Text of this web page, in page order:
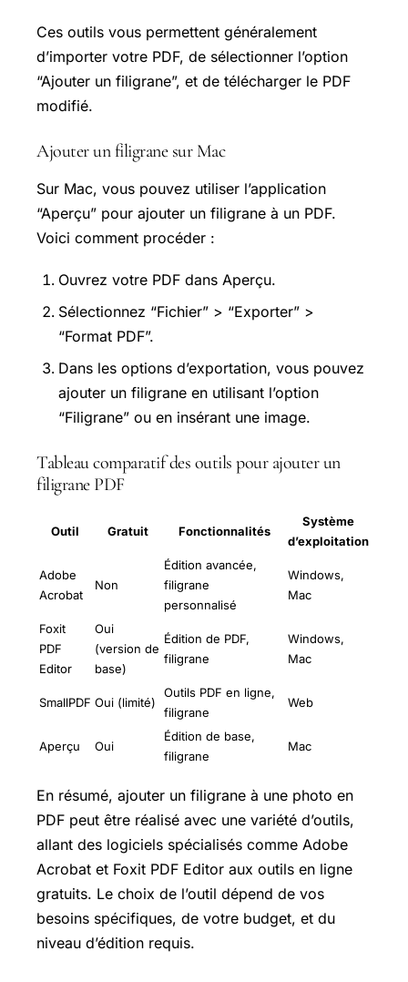
Ces outils vous permettent généralement
d’importer votre PDF, de sélectionner l’option
“Ajouter un filigrane”, et de télécharger le PDF
modifié.
Ajouter un filigrane sur Mac
Sur Mac, vous pouvez utiliser l’application
“Aperçu” pour ajouter un filigrane à un PDF.
Voici comment procéder :
Ouvrez votre PDF dans Aperçu.
Sélectionnez “Fichier” > “Exporter” >
“Format PDF”.
Dans les options d’exportation, vous pouvez
ajouter un filigrane en utilisant l’option
“Filigrane” ou en insérant une image.
Tableau comparatif des outils pour ajouter un
filigrane PDF
Outil Gratuit Fonctionnalités
Système
d’exploitation
Adobe
Acrobat
Non
Édition avancée,
filigrane
personnalisé
Windows,
Mac
Foxit
PDF
Editor
Oui
(version de
base)
Édition de PDF,
filigrane
Windows,
Mac
SmallPDF Oui (limité)
Outils PDF en ligne,
filigrane
Web
Aperçu Oui
Édition de base,
filigrane
Mac
En résumé, ajouter un filigrane à une photo en
PDF peut être réalisé avec une variété d’outils,
allant des logiciels spécialisés comme Adobe
Acrobat et Foxit PDF Editor aux outils en ligne
gratuits. Le choix de l’outil dépend de vos
besoins spécifiques, de votre budget, et du
niveau d’édition requis.